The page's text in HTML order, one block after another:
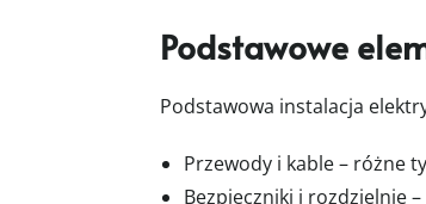
Podstawowe
Podstawowa instalacja
Przewody i kable – różne
Bezpieczniki i rozdzielnie